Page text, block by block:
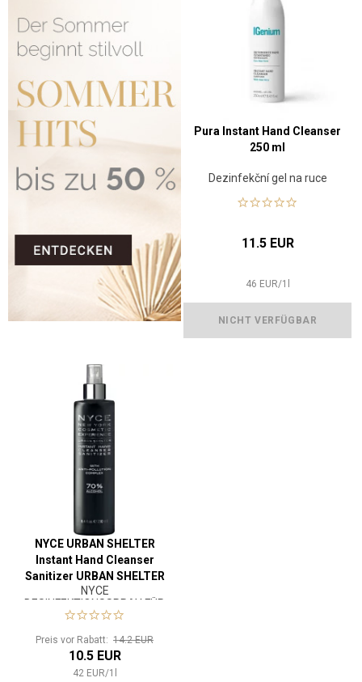
Pura Instant Hand Cleanser
250 ml
Dezinfekční gel na ruce
11.5 EUR
46 EUR/1
NICHT VERFÜGBAR
NYCE URBAN SHELTER
Instant Hand Cleanser
Sanitizer URBAN SHELTER
250 ml
NYCE
DESINFEKTIONSSPRAY FÜR
HÄNDE
Preis vor Rabatt: 14.2 EUR
10.5 EUR
42 EUR/1